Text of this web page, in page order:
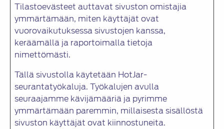
Tilastoevästeet auttavat sivuston omistajia
ymmärtämään, miten käyttäjät ovat
vuorovaikutuksessa sivustojen kanssa,
keräämällä ja raportoimalla tietoja
nimettömästi.
Tällä sivustolla käytetään HotJar-
seurantatyökaluja. Työkalujen avulla
seuraajamme kävijämääriä ja pyrimme
ymmärtämään paremmin, millaisesta sisällöstä
sivuston käyttäjät ovat kiinnostuneita.